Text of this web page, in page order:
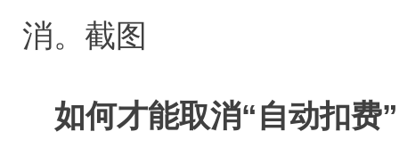
消。截图
如何才能取消“自动扣费